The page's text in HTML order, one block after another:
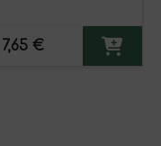
7,65 €